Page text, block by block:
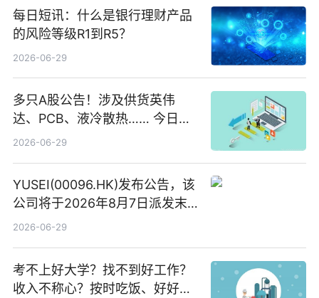
每日短讯：什么是银行理财产品
的风险等级R1到R5？
2026-06-29
多只A股公告！涉及供货英伟
达、PCB、液冷散热…… 今日快
讯
2026-06-29
YUSEI(00096.HK)发布公告，该
公司将于2026年8月7日派发末
期股息每股人民币0.013元 每日
2026-06-29
考不上好大学？找不到好工作？
收入不称心？按时吃饭、好好睡